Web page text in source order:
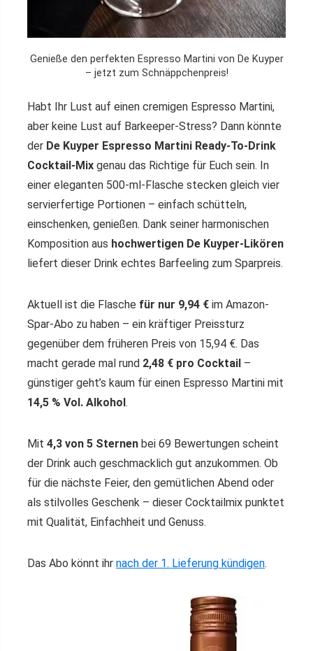
Genieße den perfekten Espresso Martini von De Kuyper
– jetzt zum Schnäppchenpreis!
Habt Ihr Lust auf einen cremigen Espresso Martini,
aber keine Lust auf Barkeeper-Stress? Dann könnte
der De Kuyper Espresso Martini Ready-To-Drink
Cocktail-Mix genau das Richtige für Euch sein. In
einer eleganten 500-ml-Flasche stecken gleich vier
servierfertige Portionen – einfach schütteln,
einschenken, genießen. Dank seiner harmonischen
Komposition aus hochwertigen De Kuyper-Likören
liefert dieser Drink echtes Barfeeling zum Sparpreis.
Aktuell ist die Flasche für nur 9,94 € im Amazon-
Spar-Abo zu haben – ein kräftiger Preissturz
gegenüber dem früheren Preis von 15,94 €. Das
macht gerade mal rund 2,48 € pro Cocktail –
günstiger geht’s kaum für einen Espresso Martini mit
14,5 % Vol. Alkohol.
Mit 4,3 von 5 Sternen bei 69 Bewertungen scheint
der Drink auch geschmacklich gut anzukommen. Ob
für die nächste Feier, den gemütlichen Abend oder
als stilvolles Geschenk – dieser Cocktailmix punktet
mit Qualität, Einfachheit und Genuss.
Das Abo könnt ihr nach der 1. Lieferung kündigen.